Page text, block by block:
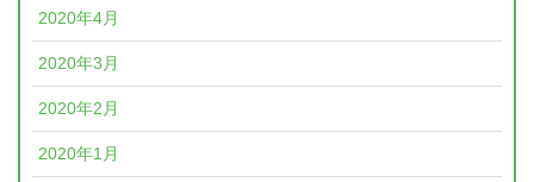
2020年4月
2020年3月
2020年2月
2020年1月